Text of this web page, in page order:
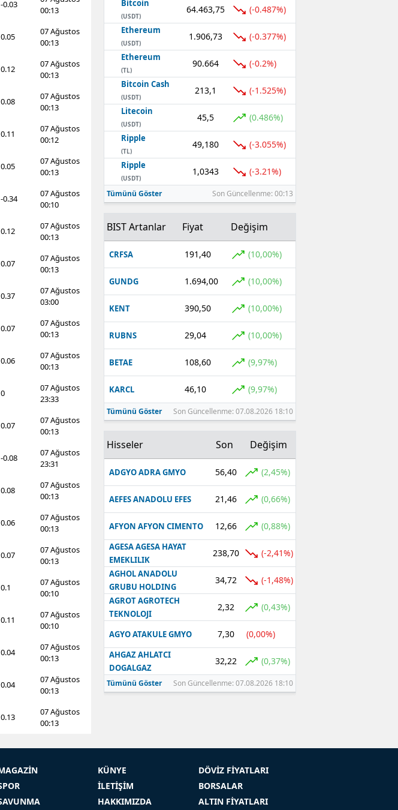
-0.03
00:13
0.05
07 Ağustos
00:13
0.12
07 Ağustos
00:13
0.08
07 Ağustos
00:13
0.11
07 Ağustos
00:12
0.05
07 Ağustos
00:13
-0.34
07 Ağustos
00:10
0.12
07 Ağustos
00:13
0.07
07 Ağustos
00:13
0.37
07 Ağustos
03:00
0.07
07 Ağustos
00:13
0.06
07 Ağustos
00:13
0
07 Ağustos
23:33
0.07
07 Ağustos
00:13
-0.08
07 Ağustos
23:31
0.08
07 Ağustos
00:13
0.06
07 Ağustos
00:13
0.07
07 Ağustos
00:13
0.1
07 Ağustos
00:10
0.11
07 Ağustos
00:10
0.04
07 Ağustos
00:13
0.04
07 Ağustos
00:13
0.13
07 Ağustos
00:13
Bitcoin
(USDT)
64.463,75 (-0.487%)
Ethereum
(USDT)
1.906,73 (-0.377%)
Ethereum
(TL)
90.664 (-0.2%)
Bitcoin Cash
(USDT)
213,1 (-1.525%)
Litecoin
(USDT)
45,5 (0.486%)
Ripple
(TL)
49,180 (-3.055%)
Ripple
(USDT)
1,0343 (-3.21%)
Tümünü Göster Son Güncellenme: 00:13
BIST Artanlar Fiyat Değişim
CRFSA 191,40 (10,00%)
GUNDG 1.694,00 (10,00%)
KENT 390,50 (10,00%)
RUBNS 29,04 (10,00%)
BETAE 108,60 (9,97%)
KARCL 46,10 (9,97%)
Tümünü Göster Son Güncellenme: 07.08.2026 18:10
Hisseler Son Değişim
ADGYO ADRA GMYO 56,40 (2,45%)
AEFES ANADOLU EFES 21,46 (0,66%)
AFYON AFYON CIMENTO 12,66 (0,88%)
AGESA AGESA HAYAT
EMEKLILIK
238,70 (-2,41%)
AGHOL ANADOLU
GRUBU HOLDING
34,72 (-1,48%)
AGROT AGROTECH
TEKNOLOJI
2,32 (0,43%)
AGYO ATAKULE GMYO 7,30 (0,00%)
AHGAZ AHLATCI
DOGALGAZ
32,22 (0,37%)
Tümünü Göster Son Güncellenme: 07.08.2026 18:10
KÜNYE
İLETİŞİM
HAKKIMIZDA
DÖVİZ FİYATLARI
BORSALAR
ALTIN FİYATLARI